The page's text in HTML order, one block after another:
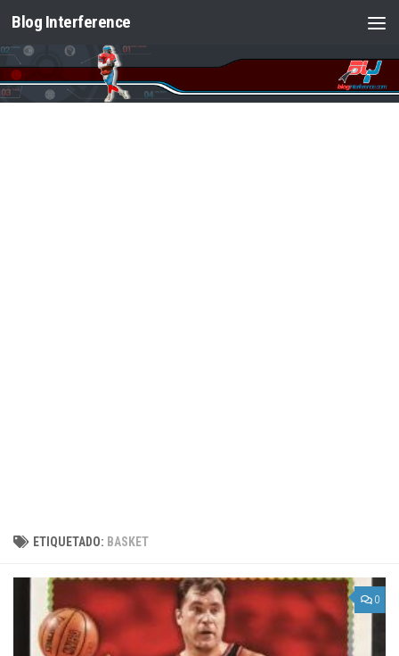
Saltar al contenido
Blog Interference
ETIQUETADO: BASKET
0